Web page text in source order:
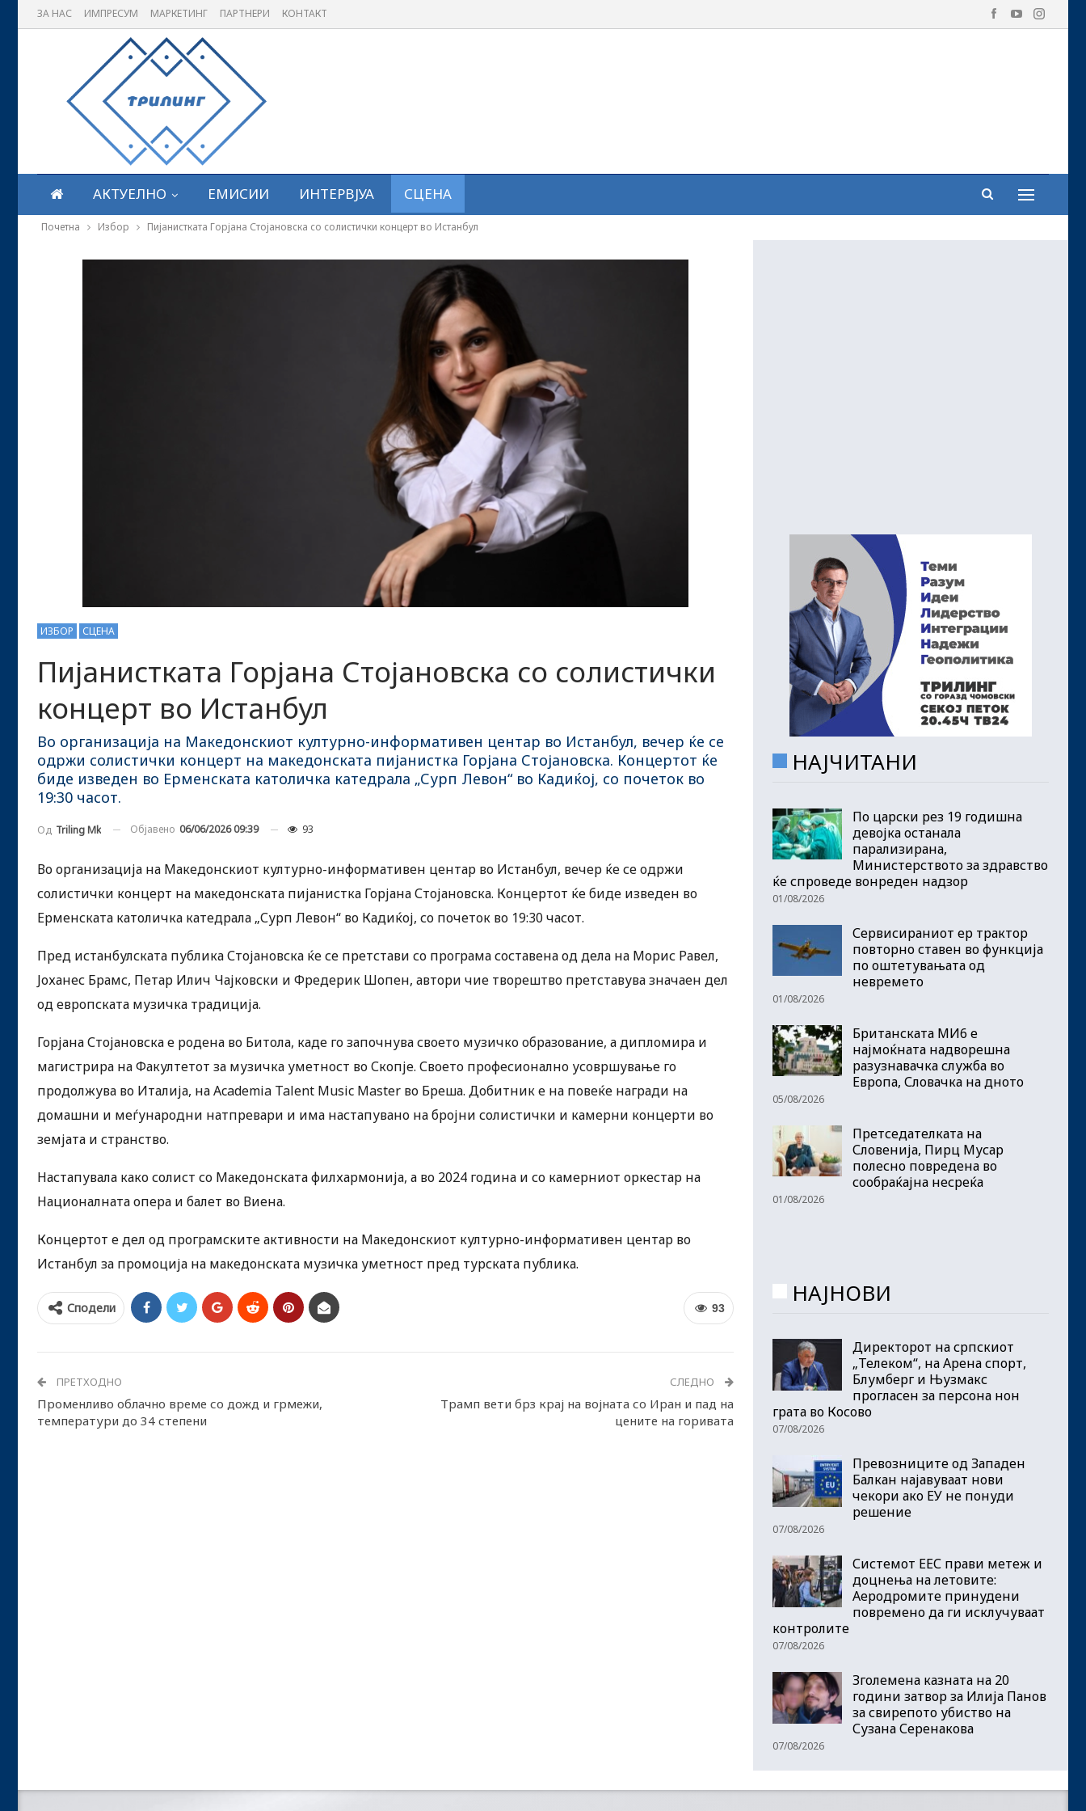
ЗА НАС ИМПРЕСУМ МАРКЕТИНГ ПАРТНЕРИ КОНТАКТ
АКТУЕЛНО ЕМИСИИ ИНТЕРВЈУА СЦЕНА
Почетна Избор Пијанистката Горјана Стојановска со солистички концерт во Истанбул
ИЗБОР СЦЕНА
Пијанистката Горјана Стојановска со солистички
концерт во Истанбул
Во организација на Македонскиот културно-информативен центар во Истанбул, вечер ќе се
одржи солистички концерт на македонската пијанистка Горјана Стојановска. Концертот ќе
биде изведен во Ерменската католичка катедрала „Сурп Левон“ во Кадиќој, со почеток во
19:30 часот.
Од Triling Mk Објавено 06/06/2026 09:39 93
Во организација на Македонскиот културно-информативен центар во Истанбул, вечер ќе се одржи
солистички концерт на македонската пијанистка Горјана Стојановска. Концертот ќе биде изведен во
Ерменската католичка катедрала „Сурп Левон“ во Кадиќој, со почеток во 19:30 часот.
Пред истанбулската публика Стојановска ќе се претстави со програма составена од дела на Морис Равел,
Јоханес Брамс, Петар Илич Чајковски и Фредерик Шопен, автори чие творештво претставува значаен дел
од европската музичка традиција.
Горјана Стојановска е родена во Битола, каде го започнува своето музичко образование, а дипломира и
магистрира на Факултетот за музичка уметност во Скопје. Своето професионално усовршување го
продолжува во Италија, на Academia Talent Music Master во Бреша. Добитник е на повеќе награди на
домашни и меѓународни натпревари и има настапувано на бројни солистички и камерни концерти во
земјата и странство.
Настапувала како солист со Македонската филхармонија, а во 2024 година и со камерниот оркестар на
Националната опера и балет во Виена.
Концертот е дел од програмските активности на Македонскиот културно-информативен центар во
Истанбул за промоција на македонската музичка уметност пред турската публика.
93
Сподели
ПРЕТХОДНО
Променливо облачно време со дожд и грмежи,
температури до 34 степени
СЛЕДНО
Трамп вети брз крај на војната со Иран и пад на
цените на горивата
НАЈЧИТАНИ
По царски рез 19 годишна
девојка останала
парализирана,
Министерството за здравство
ќе спроведе вонреден надзор
01/08/2026
Сервисираниот ер трактор
повторно ставен во функција
по оштетувањата од
невремето
01/08/2026
Британската МИ6 е
најмоќната надворешна
разузнавачка служба во
Европа, Словачка на дното
05/08/2026
Претседателката на
Словенија, Пирц Мусар
полесно повредена во
сообраќајна несреќа
01/08/2026
НАЈНОВИ
Директорот на српскиот
„Телеком“, на Арена спорт,
Блумберг и Њузмакс
прогласен за персона нон
грата во Косово
07/08/2026
Превозниците од Западен
Балкан најавуваат нови
чекори ако ЕУ не понуди
решение
07/08/2026
Системот ЕЕС прави метеж и
доцнења на летовите:
Аеродромите принудени
повремено да ги исклучуваат
контролите
07/08/2026
Зголемена казната на 20
години затвор за Илија Панов
за свирепото убиство на
Сузана Серенакова
07/08/2026